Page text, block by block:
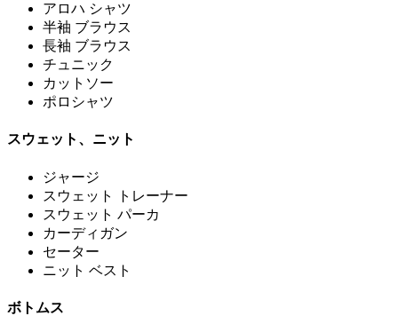
アロハ シャツ
半袖 ブラウス
長袖 ブラウス
チュニック
カットソー
ポロシャツ
スウェット、ニット
ジャージ
スウェット トレーナー
スウェット パーカ
カーディガン
セーター
ニット ベスト
ボトムス